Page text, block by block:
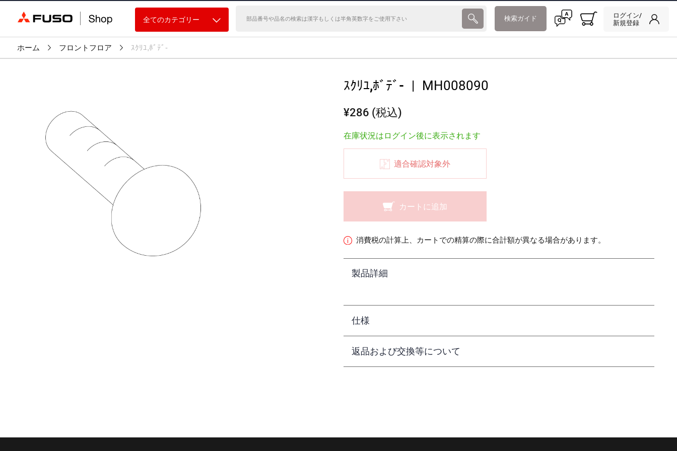
全てのカテゴリー 検索ガイド
ログイン/
新規登録
ホーム フロントフロア ｽｸﾘﾕ,ﾎﾞﾃﾞ-
ｽｸﾘﾕ,ﾎﾞﾃﾞ- | MH008090
¥286 (税込)
在庫状況はログイン後に表示されます
適合確認対象外
カートに追加
消費税の計算上、カートでの精算の際に合計額が異なる場合があります。
製品詳細
仕様
返品および交換等について